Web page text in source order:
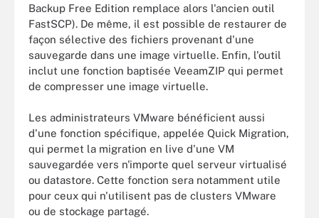
Backup Free Edition remplace alors l'ancien outil
FastSCP). De même, il est possible de restaurer de
façon sélective des fichiers provenant d'une
sauvegarde dans une image virtuelle. Enfin, l'outil
inclut une fonction baptisée VeeamZIP qui permet
de compresser une image virtuelle.
Les administrateurs VMware bénéficient aussi
d'une fonction spécifique, appelée Quick Migration,
qui permet la migration en live d'une VM
sauvegardée vers n'importe quel serveur virtualisé
ou datastore. Cette fonction sera notamment utile
pour ceux qui n'utilisent pas de clusters VMware
ou de stockage partagé.